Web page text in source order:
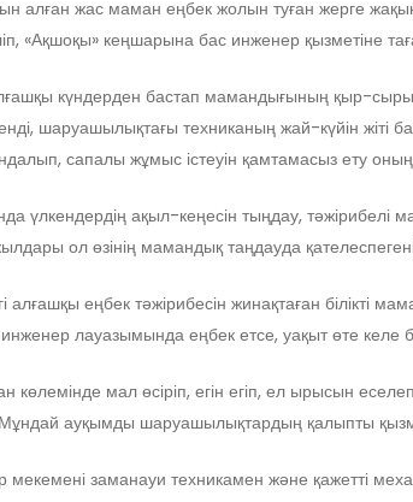
алған жас маман еңбек жолын туған жерге
«Ақшоқы» кеңшарына бас инженер қызметіне
күндерден бастап мамандығының қыр-
шаруашылықтағы техниканың жай-күйін
сапалы жұмыс істеуін қамтамасыз ету
үлкендердің ақыл-кеңесін тыңдау, тәжірибелі
ол өзінің мамандық таңдауда
алғашқы еңбек тәжірибесін жинақтаған
лауазымында еңбек етсе, уақыт өте келе
көлемінде мал өсіріп, егін егіп, ел ырысын
Мұндай ауқымды шаруашылықтардың қалыпты
мекемені заманауи техникамен және қажетті